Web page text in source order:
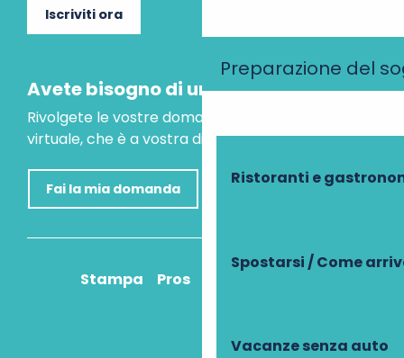
Preparazione del
Ristoranti e
Spostarsi / Come
Vacanze senza auto
Iscriviti ora
Avete bisogno di un consiglio?
Rivolgete le vostre domande al nostro assistente
virtuale, che è a vostra disposizione per aiutarvi.
Fai la mia domanda
Stampa Pros